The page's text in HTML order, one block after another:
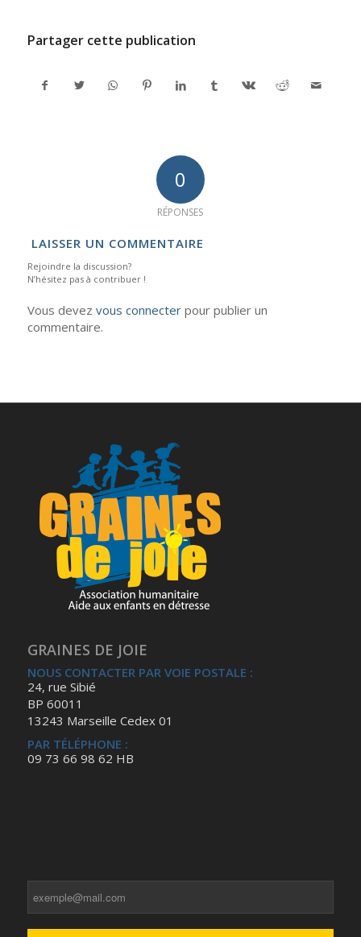
Partager cette publication
0
RÉPONSES
LAISSER UN COMMENTAIRE
Rejoindre la discussion?
N’hésitez pas à contribuer !
Vous devez vous connecterpour publier un
commentaire.
GRAINES DE JOIE
NOUS CONTACTER PAR VOIE POSTALE :
24, rue Sibié
BP 60011
13243 Marseille Cedex 01
PAR TÉLÉPHONE :
09 73 66 98 62 HB